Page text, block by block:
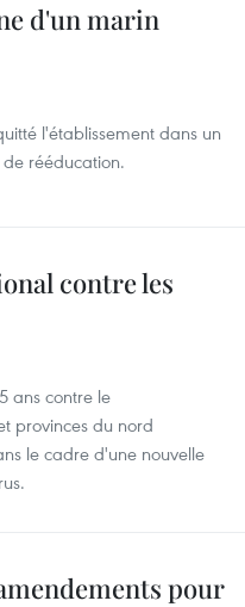
d'un marin
l'établissement dans un
rééducation.
contre les
ans contre le
provinces du nord
le cadre d'une nouvelle
pour